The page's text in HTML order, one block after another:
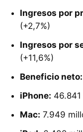
Ingresos por
(+2,7%)
Ingresos por
(+11,6%)
Beneficio neto:
iPhone: 46.841
Mac: 7.949